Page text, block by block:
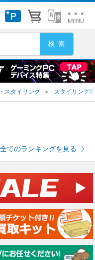
スタイリング ＞ スタイリング剤
全てのランキングを見る